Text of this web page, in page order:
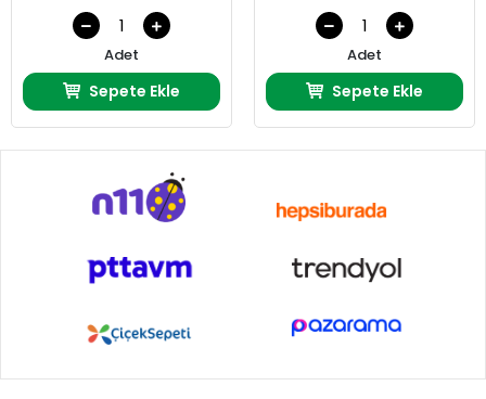
Adet
Sepete Ekle
Adet
Sepete Ekle